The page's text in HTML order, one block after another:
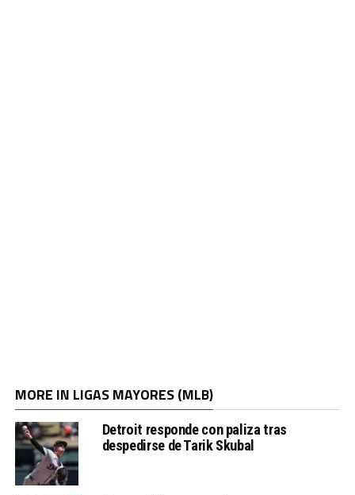
MORE IN LIGAS MAYORES (MLB)
Detroit responde con paliza tras
despedirse de Tarik Skubal